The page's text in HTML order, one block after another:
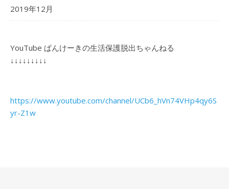
2019年12月
YouTube ぱんけーきの生活保護脱出ちゃんねる
↓↓↓↓↓↓↓↓↓
https://www.youtube.com/channel/UCb6_hVn74VHp4qy6S
yr-Z1w